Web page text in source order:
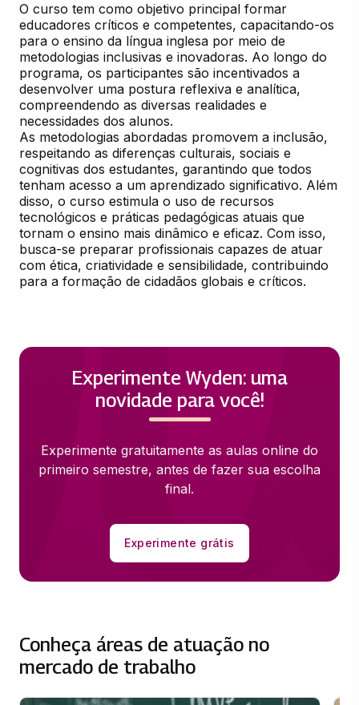
O curso tem como objetivo principal formar
educadores críticos e competentes, capacitando-os
para o ensino da língua inglesa por meio de
metodologias inclusivas e inovadoras. Ao longo do
programa, os participantes são incentivados a
desenvolver uma postura reflexiva e analítica,
compreendendo as diversas realidades e
necessidades dos alunos.
As metodologias abordadas promovem a inclusão,
respeitando as diferenças culturais, sociais e
cognitivas dos estudantes, garantindo que todos
tenham acesso a um aprendizado significativo. Além
disso, o curso estimula o uso de recursos
tecnológicos e práticas pedagógicas atuais que
tornam o ensino mais dinâmico e eficaz. Com isso,
busca-se preparar profissionais capazes de atuar
com ética, criatividade e sensibilidade, contribuindo
para a formação de cidadãos globais e críticos.
Experimente Wyden: uma
novidade para você!
Experimente gratuitamente as aulas online do
primeiro semestre, antes de fazer sua escolha
final.
Experimente grátis
Conheça áreas de atuação no
mercado de trabalho